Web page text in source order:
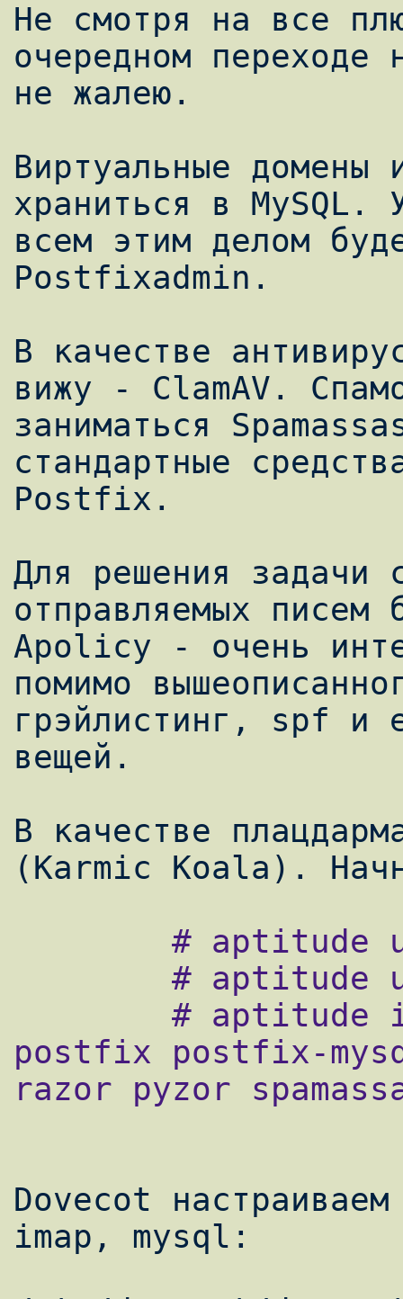
Не смотря на все
очередном
не жалею.
Виртуальные домены
храниться в MySQL.
всем этим делом
Postfixadmin.
В качестве
вижу - ClamAV.
заниматься
стандартные
Postfix.
Для решения задачи
отправляемых писем
Apolicy - очень
помимо
грэйлистинг, spf и
вещей.
В качестве
postfix postfix-
razor pyzor
Dovecot
imap, mysql: